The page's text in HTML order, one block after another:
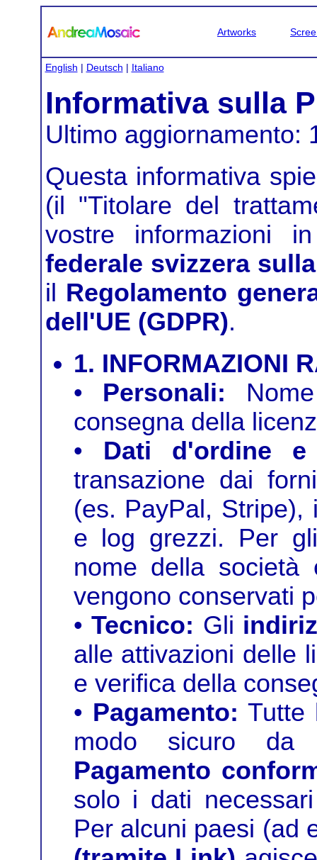
Artworks
English | Deutsch | Italiano
Informativa sulla
Ultimo aggiornamento:
Questa informativa
(il "Titolare del
vostre informazioni
federale svizzera
il Regolamento
dell'UE (GDPR).
1. INFORMAZIONI
• Personali:
consegna della
• Dati d'ordine e
transazione dai
(es. PayPal, Stripe),
e log grezzi. Per
nome della
vengono conservati
•Tecnico: Gli
alle attivazioni delle
e verifica della
• Pagamento: Tutte
modo sicuro
Pagamento
solo i dati
Per alcuni paesi (ad